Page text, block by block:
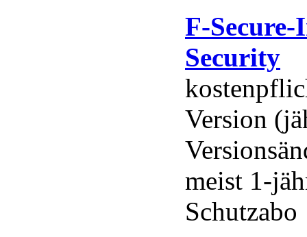
F-
Security
Version
meist 1-
Schutzabo